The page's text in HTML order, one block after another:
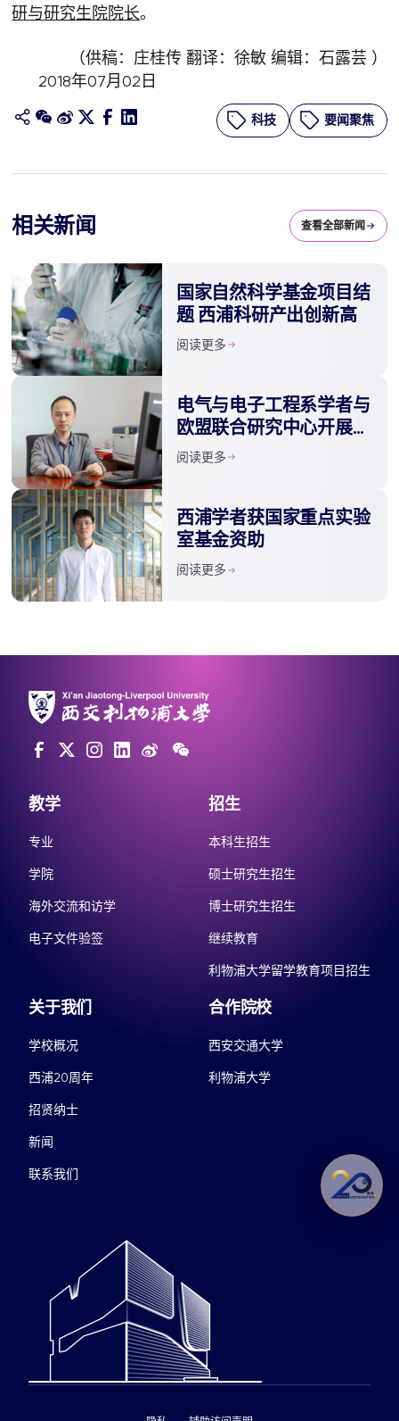
研与研究生院院长。
（供稿：庄桂传 翻译：徐敏 编辑：石露芸 ）
2018年07月02日
科技 要闻聚焦
相关新闻 查看全部新闻
国家自然科学基金项目结
题 西浦科研产出创新高
阅读更多
电气与电子工程系学者与
欧盟联合研究中心开展科
研合作
阅读更多
西浦学者获国家重点实验
室基金资助
阅读更多
教学
专业
学院
海外交流和访学
电子文件验签
招生
本科生招生
硕士研究生招生
博士研究生招生
继续教育
利物浦大学留学教育项目招生
关于我们
学校概况
西浦20周年
招贤纳士
新闻
联系我们
合作院校
西安交通大学
利物浦大学